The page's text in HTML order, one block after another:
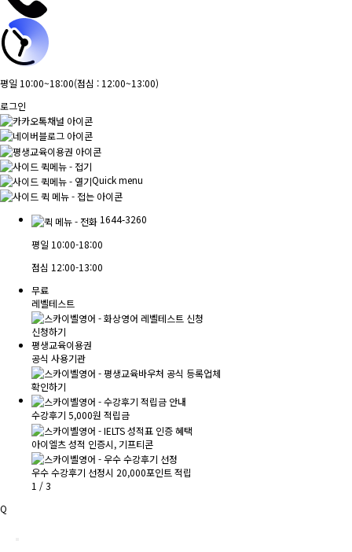
평일 10:00~18:00(점심 : 12:00~13:00)
로그인
Quick menu
1644-3260
평일 10:00-18:00
점심 12:00-13:00
무료
레벨테스트
신청하기
평생교육이용권
공식 사용기관
확인하기
수강후기 5,000원 적립금
아이엘츠 성적 인증시, 기프티콘
우수 수강후기 선정시 20,000포인트 적립
1 /3
Q